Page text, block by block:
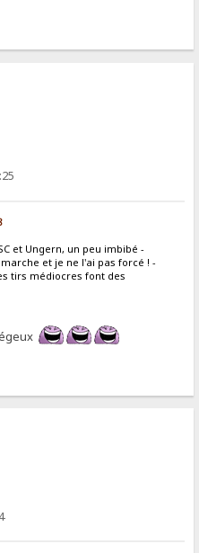
et Ungern, un peu imbibé -
et je ne l'ai pas forcé ! -
tirs médiocres font des